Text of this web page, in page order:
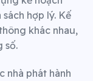
hợp lý. Kế
khác nhau,
số.
nhà phát hành